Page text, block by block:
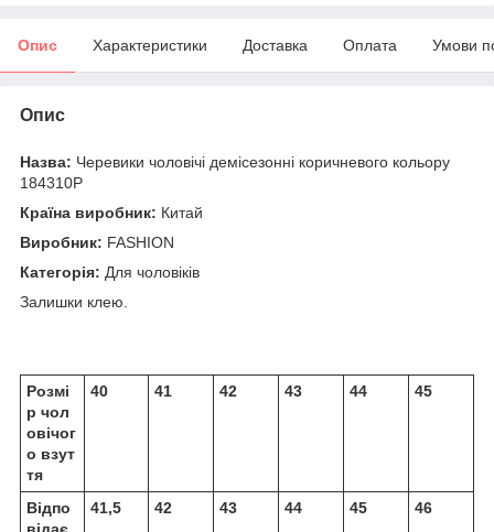
Опис Характеристики Доставка Оплата Умови
Опис
Назва: Черевики чоловічі демісезонні коричневого кольору
184310P
Країна виробник: Китай
Виробник: FASHION
Категорія: Для чоловіків
Залишки клею.
Розмі
р чол
овічог
о взут
тя
40 41 42 43 44 45
Відпо
відає
41,5 42 43 44 45 46